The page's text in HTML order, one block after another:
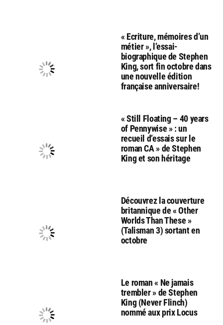
« Ecriture, mémoires d’un
métier », l’essai-
biographique de Stephen
King, sort fin octobre dans
une nouvelle édition
française anniversaire!
« Still Floating – 40 years
of Pennywise » : un
recueil d’essais sur le
roman CA » de Stephen
King et son héritage
Découvrez la couverture
britannique de « Other
Worlds Than These »
(Talisman 3) sortant en
octobre
Le roman « Ne jamais
trembler » de Stephen
King (Never Flinch)
nommé aux prix Locus